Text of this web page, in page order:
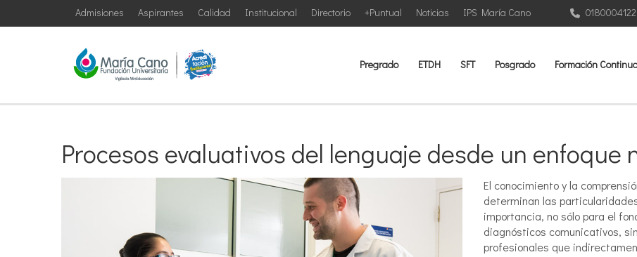
IPS María Cano
Noticias
+Puntual
Directorio
Institucional
Calidad
Aspirantes
Admisiones
Pregrado ETDH SFT Posgrado Formación
Procesos evaluativos del lenguaje desde un enfoque
El conocimiento y la
determinan las
importancia, no sólo para el
diagnósticos comunicativos,
profesionales que